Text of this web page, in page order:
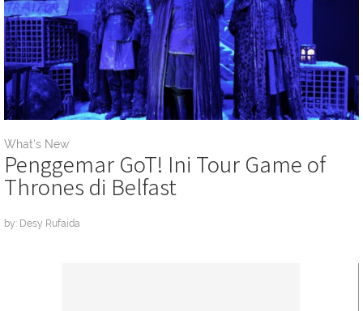
What's New
Penggemar GoT! Ini Tour Game of
Thrones di Belfast
by: Desy Rufaida